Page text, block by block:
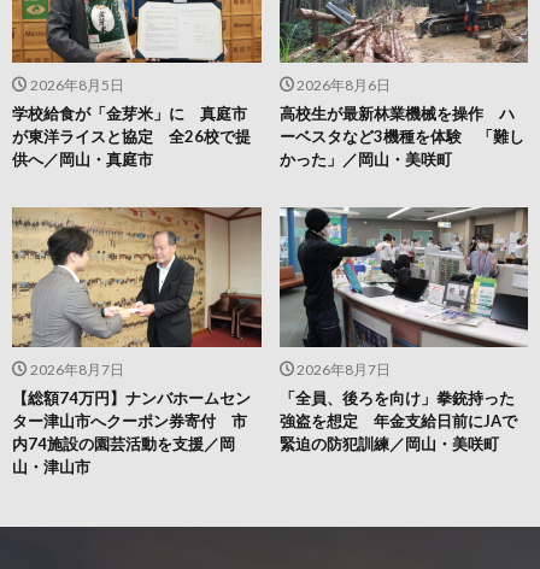
2026年8月7日
「全員、後ろを向け」拳銃持った
強盗を想定 年金支給日前にJAで
緊迫の防犯訓練／岡山・美咲町
2026年8月7日
【総額74万円】ナンバホームセン
ター津山市へクーポン券寄付 市
内74施設の園芸活動を支援／岡
山・津山市
2026年8月6日
高校生が最新林業機械を操作 ハ
ーベスタなど3機種を体験 「難し
かった」／岡山・美咲町
2026年8月5日
学校給食が「金芽米」に 真庭市
が東洋ライスと協定 全26校で提
供へ／岡山・真庭市